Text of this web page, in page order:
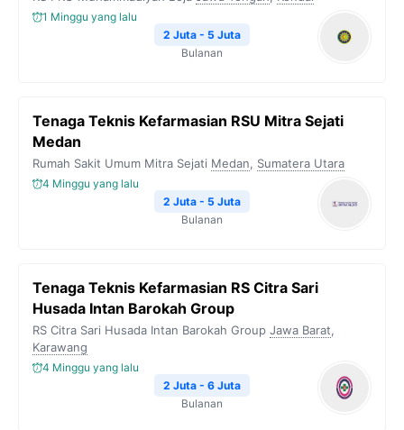
1 Minggu yang lalu
2 Juta - 5 Juta
Bulanan
Tenaga Teknis Kefarmasian RSU Mitra Sejati
Medan
Rumah Sakit Umum Mitra Sejati Medan, Sumatera Utara
4 Minggu yang lalu
2 Juta - 5 Juta
Bulanan
Tenaga Teknis Kefarmasian RS Citra Sari
Husada Intan Barokah Group
RS Citra Sari Husada Intan Barokah Group Jawa Barat,
Karawang
4 Minggu yang lalu
2 Juta - 6 Juta
Bulanan